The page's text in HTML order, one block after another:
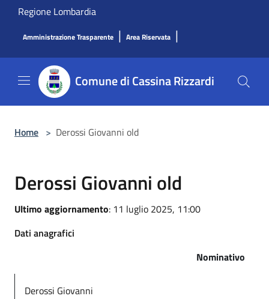
Salta al contenuto principale
Regione Lombardia
Amministrazione Trasparente | Area Riservata |
Comune di Cassina Rizzardi
Home > Derossi Giovanni old
Derossi Giovanni old
Ultimo aggiornamento: 11 luglio 2025, 11:00
Dati anagrafici
Nominativo
Derossi Giovanni